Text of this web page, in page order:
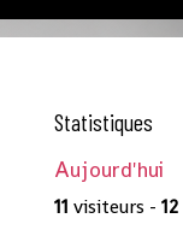
Statistiques
Aujourd'hui
11 visiteurs -12